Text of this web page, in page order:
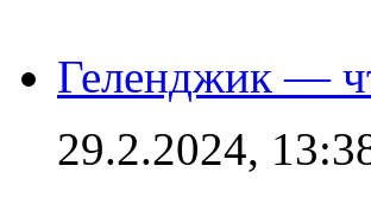
Геленджик —
29.2.2024,